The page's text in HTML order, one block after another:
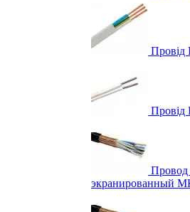
экранированный